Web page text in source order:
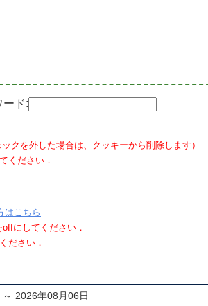
ード:
クを外した場合は、クッキーから削除します）
ください．
はこちら
にしてください．
ださい．
2026年08月06日